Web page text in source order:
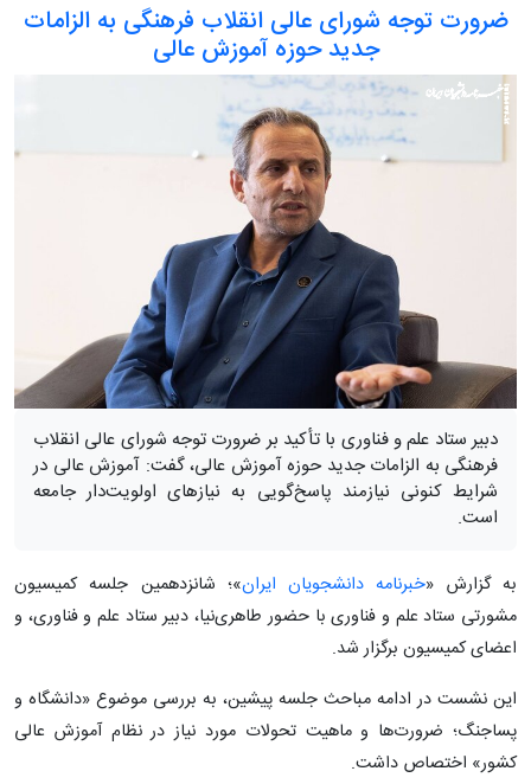
ضرورت توجه شورای عالی انقلاب فرهنگی به الزامات
جدید حوزه آموزش عالی
دبیر ستاد علم و فناوری با تأکید بر ضرورت توجه شورای عالی انقلاب
فرهنگی به الزامات جدید حوزه آموزش عالی، گفت: آموزش عالی در
شرایط کنونی نیازمند پاسخ‌گویی به نیاز‌های اولویت‌دار جامعه
است.
به گزارش «خبرنامه دانشجویان ایران»؛ شانزدهمین جلسه کمیسیون
مشورتی ستاد علم و فناوری با حضور طاهری‌نیا، دبیر ستاد علم و فناوری، و
اعضای کمیسیون برگزار شد.
این نشست در ادامه مباحث جلسه پیشین، به بررسی موضوع «دانشگاه و
پساجنگ؛ ضرورت‌ها و ماهیت تحولات مورد نیاز در نظام آموزش عالی
کشور» اختصاص داشت.